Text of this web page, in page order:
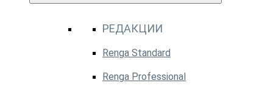
РЕДАКЦИИ
Renga Standard
Renga Professional